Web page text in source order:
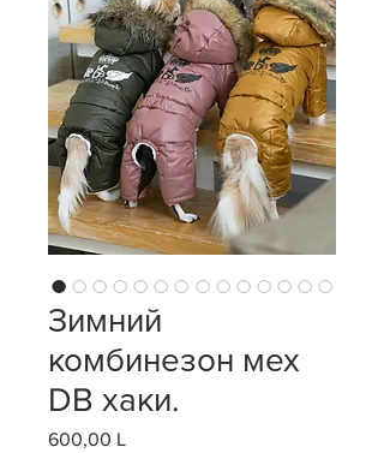
Зимний
комбинезон мех
DB хаки.
600,00 LЦена